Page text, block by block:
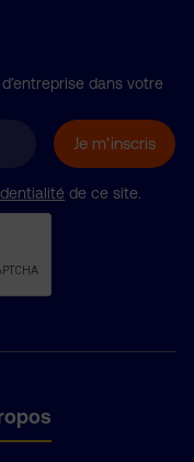
dans votre
de ce site.